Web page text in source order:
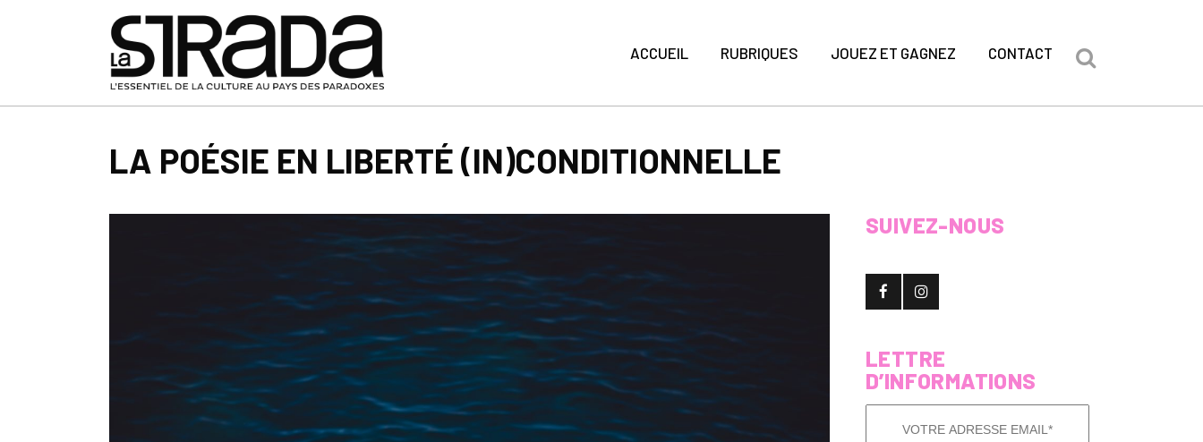
ACCUEIL RUBRIQUES JOUEZ ET GAGNEZ CONTACT
LA POÉSIE EN LIBERTÉ (IN)CONDITIONNELLE
SUIVEZ-NOUS
LETTRE
D’INFORMATIONS